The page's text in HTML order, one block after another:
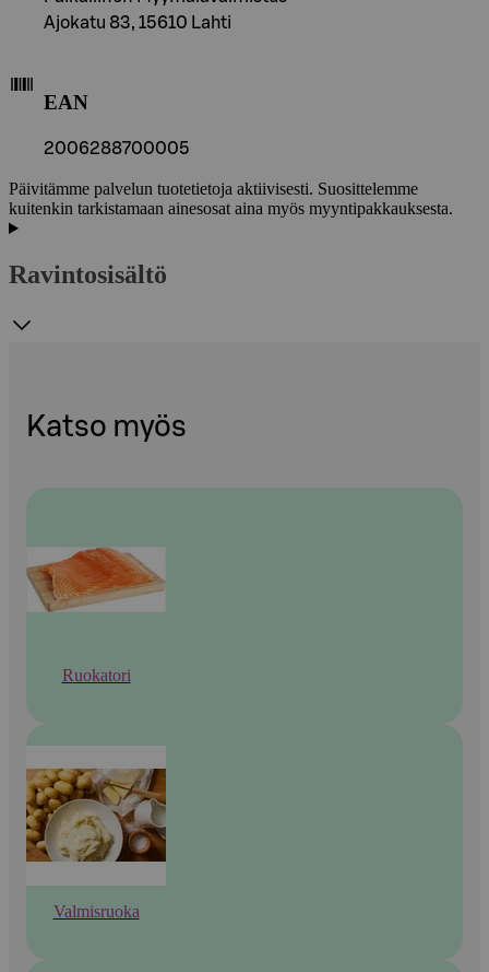
Ajokatu 83, 15610 Lahti
EAN
2006288700005
Päivitämme palvelun tuotetietoja aktiivisesti. Suosittelemme
kuitenkin tarkistamaan ainesosat aina myös myyntipakkauksesta.
Ravintosisältö
Katso myös
Ruokatori
Valmisruoka